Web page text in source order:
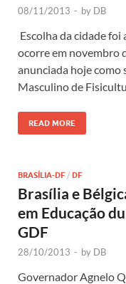
08/11/2013 - by DB
Escolha da cidade
ocorre em novembro
anunciada hoje como
Masculino de
READ MORE
BRASÍLIA-DF / DF
Brasília e
em Educação
GDF
28/10/2013 - by DB
Governador Agnelo